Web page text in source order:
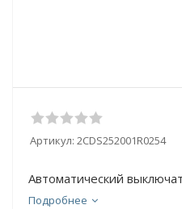
Артикул: 2CDS252001R0254
Автоматический
Подробнее